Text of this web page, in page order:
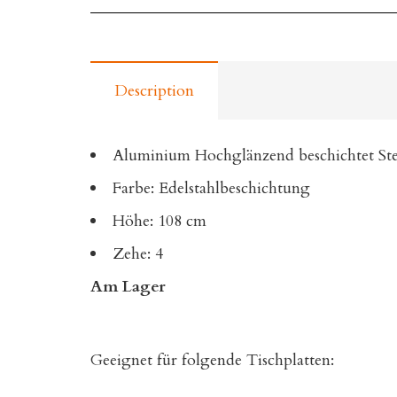
Description
Aluminium Hochglänzend beschichtet
Farbe: Edelstahlbeschichtung
Höhe: 108 cm
Zehe: 4
Am Lager
Geeignet für folgende Tischplatten: